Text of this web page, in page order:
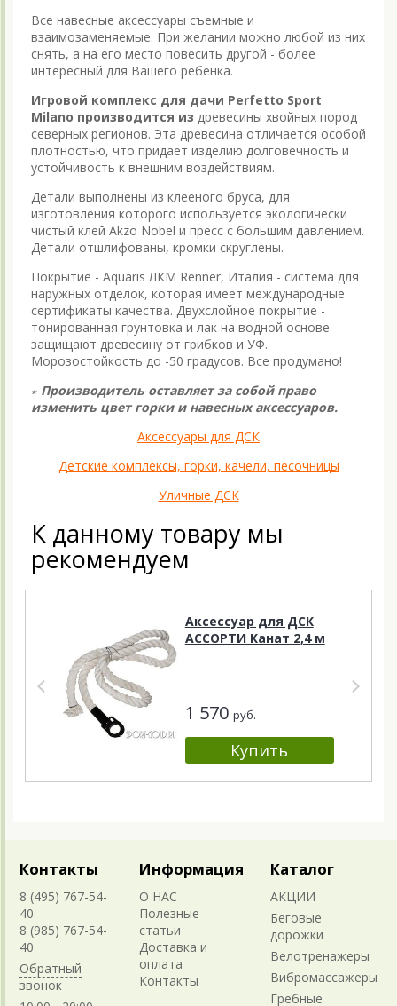
Все навесные аксессуары съемные и
взаимозаменяемые. При желании можно любой из них
снять, а на его место повесить другой - более
интересный для Вашего ребенка.
Игровой комплекс для дачи Perfetto Sport
Milano производится из древесины хвойных пород
северных регионов. Эта древесина отличается особой
плотностью, что придает изделию долговечность и
устойчивость к внешним воздействиям.
Детали выполнены из клееного бруса, для
изготовления которого используется экологически
чистый клей Akzo Nobel и пресс с большим давлением.
Детали отшлифованы, кромки скруглены.
Покрытие - Aquaris ЛКМ Renner, Италия - система для
наружных отделок, которая имеет международные
сертификаты качества. Двухслойное покрытие -
тонированная грунтовка и лак на водной основе -
защищают древесину от грибков и УФ.
Морозостойкость до -50 градусов. Все продумано!
∗ Производитель оставляет за собой право
изменить цвет горки и навесных аксессуаров.
Аксессуары для ДСК
Детские комплексы, горки, качели, песочницы
Уличные ДСК
К данному товару мы
рекомендуем
Аксессуар для ДСК
АССОРТИ Канат 2,4 м
1 570 руб.
Контакты
8 (495) 767-54-
40
8 (985) 767-54-
40
Обратный
звонок
Информация
О НАС
Полезные
статьи
Доставка и
оплата
Контакты
Каталог
АКЦИИ
Беговые
дорожки
Велотренажеры
Вибромассажеры
Гребные